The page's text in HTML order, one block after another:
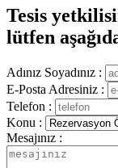
Tesis
lütfen
Adınız Soyadınız :
E-Posta Adresiniz :
Telefon :
Konu :
Mesajınız :